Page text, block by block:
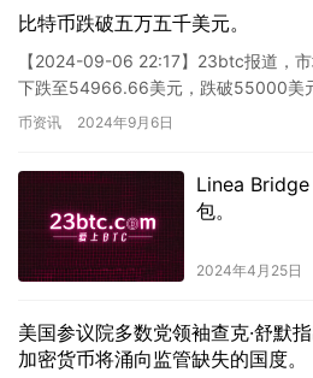
比特币跌破五万五千美元。
【2024-09-06 22:17】23btc报道，
下跌至54966.66美元，跌破55000美
3.14%。请各位投资者注意风险控…
币资讯 2024年9月6日
Linea
包。
2024年4月25日
美国参议院多数党领袖查克·舒默
加密货币将涌向监管缺失的国度。